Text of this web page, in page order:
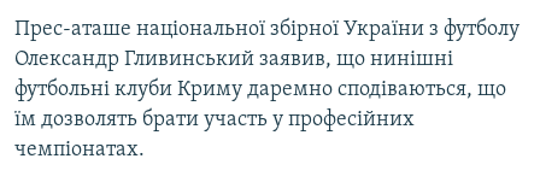
пошуку
ІНТЕРВ'Ю
ВСЕ ЗА ДЕНЬ
СПЕЦПРОЕКТИ
ДЕПОРТАЦІЯ
ЯК ОБІЙТИ БЛОКУВАННЯ
Прес-аташе національної збірної України з футболу
Олександр Гливинський заявив, що нинішні
футбольні клуби Криму даремно сподіваються, що
їм дозволять брати участь у професійних
чемпіонатах.